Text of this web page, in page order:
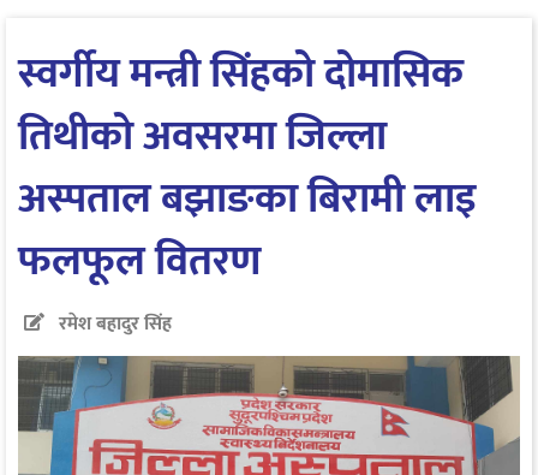
स्वर्गीय मन्त्री सिंहको दोमासिक
तिथीको अवसरमा जिल्ला
अस्पताल बझाङका बिरामी लाइ
फलफूल वितरण
रमेश बहादुर सिंह